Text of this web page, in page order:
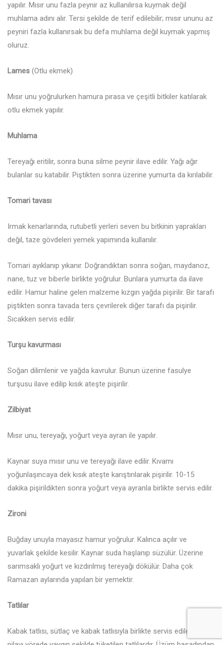
yapılır. Mısır unu fazla peynir az kullanılırsa kuymak değil
muhlama adını alır. Tersi şekilde de terif edilebilir; mısır ununu az
peyniri fazla kullanırsak bu defa muhlama değil kuymak yapmış
oluruz.
Lames (Otlu ekmek)
Mısır unu yoğrulurken hamura pırasa ve çeşitli bitkiler katılarak
otlu ekmek yapılır.
Muhlama
Tereyağı eritilir, sonra buna silme peynir ilave edilir. Yağı ağır
bulanlar su katabilir. Piştikten sonra üzerine yumurta da kırılabilir.
Tomari tavası
Irmak kenarlarında, rutubetli yerleri seven bu bitkinin yaprakları
değil, taze gövdeleri yemek yapımında kullanılır.
Tomari ayıklanıp yıkanır. Doğrandıktan sonra soğan, maydanoz,
nane, tuz ve biberle birlikte yoğrulur. Bunlara yumurta da ilave
edilir. Hamur haline gelen malzeme kızgın yağda pişirilir. Bir tarafı
piştikten sonra tavada ters çevrilerek diğer tarafı da pişirilir.
Sıcakken servis edilir.
Turşu kavurması
Soğan dilimlenir ve yağda kavrulur. Bunun üzerine fasulye
turşusu ilave edilip kısık ateşte pişirilir.
Zilbiyat
Mısır unu, tereyağı, yoğurt veya ayran ile yapılır.
Kaynar suya mısır unu ve tereyağı ilave edilir. Kıvamı
yoğunlaşıncaya dek kısık ateşte karıştırılarak pişirilir. 10-15
dakika pişirildikten sonra yoğurt veya ayranla birlikte servis edilir.
Zironi
Buğday unuyla mayasız hamur yoğrulur. Kalınca açılır ve
yuvarlak şekilde kesilir. Kaynar suda haşlanıp süzülür. Üzerine
sarımsaklı yoğurt ve kızdırılmış tereyağı dökülür. Daha çok
Ramazan aylarında yapılan bir yemektir.
Tatlılar
Kabak tatlısı, sütlaç ve kabak tatlısıyla birlikte servis edilen kabak